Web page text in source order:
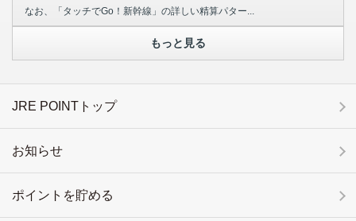
なお、「タッチでGo！新幹線」の詳しい精算パター...
もっと見る
JRE POINTトップ
お知らせ
ポイントを貯める